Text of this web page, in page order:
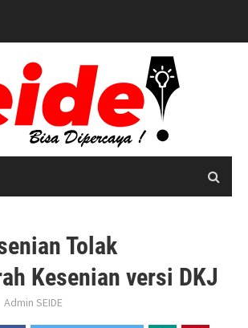
Tolak
Kesenian versi DKJ
Admin SEIDE